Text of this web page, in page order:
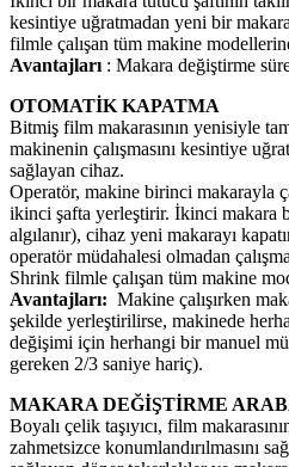
kesintiye uğratmadan yeni bir
filmle çalışan tüm makine
Avantajları : Makara değiştirme
OTOMATİK KAPATMA
Bitmiş film makarasının yenisiyle
makinenin çalışmasını kesintiye
sağlayan cihaz.
Operatör, makine birinci makarayla
ikinci şafta yerleştirir. İkinci makara
algılanır), cihaz yeni makarayı
operatör müdahalesi olmadan
Shrink filmle çalışan tüm makine
Avantajları: Makine çalışırken
şekilde yerleştirilirse, makinede
değişimi için herhangi bir manuel
gereken 2/3 saniye hariç).
MAKARA DEĞİŞTİRME
Boyalı çelik taşıyıcı, film
zahmetsizce konumlandırılmasını